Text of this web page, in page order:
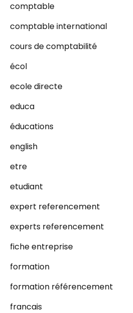
comptable
comptable international
cours de comptabilité
écol
ecole directe
educa
éducations
english
etre
etudiant
expert referencement
experts referencement
fiche entreprise
formation
formation référencement
francais